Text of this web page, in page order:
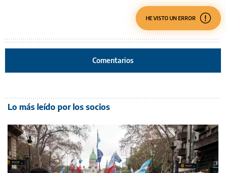
HE VISTO UN ERROR
Comentarios
Lo más leído por los socios